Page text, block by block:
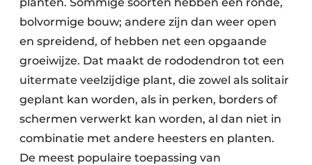
bolvormige bouw; andere zijn dan weer open
en spreidend, of hebben net een opgaande
groeiwijze. Dat maakt de rododendron tot een
uitermate veelzijdige plant, die zowel als solitair
geplant kan worden, als in perken, borders of
schermen verwerkt kan worden, al dan niet in
combinatie met andere heesters en planten.
De meest populaire toepassing van